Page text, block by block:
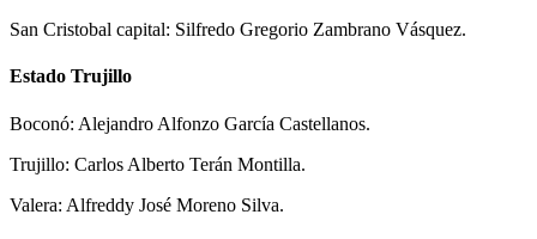
San Cristobal capital: Silfredo Gregorio Zambrano Vásquez.
Estado Trujillo
Boconó: Alejandro Alfonzo García Castellanos.
Trujillo: Carlos Alberto Terán Montilla.
Valera: Alfreddy José Moreno Silva.